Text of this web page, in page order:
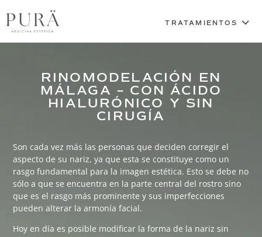
RINOMODELACIÓN EN
MÁLAGA – CON ÁCIDO
HIALURÓNICO Y SIN
CIRUGÍA
Son cada vez más las personas que deciden corregir el
aspecto de su nariz, ya que esta se constituye como un
rasgo fundamental para la imagen estética. Esto se debe no
sólo a que se encuentra en la parte central del rostro sino
que es el rasgo más prominente y sus imperfecciones
pueden alterar la armonía facial.
Hoy en día es posible modificar la forma de la nariz sin